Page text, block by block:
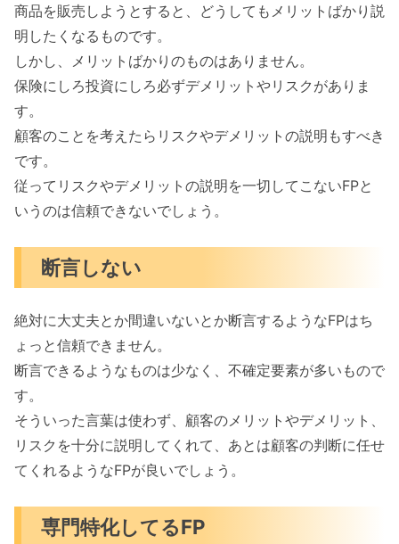
商品を販売しようとすると、どうしてもメリットばかり説
明したくなるものです。
しかし、メリットばかりのものはありません。
保険にしろ投資にしろ必ずデメリットやリスクがありま
す。
顧客のことを考えたらリスクやデメリットの説明もすべき
です。
従ってリスクやデメリットの説明を一切してこないFPと
いうのは信頼できないでしょう。
断言しない
絶対に大丈夫とか間違いないとか断言するようなFPはち
ょっと信頼できません。
断言できるようなものは少なく、不確定要素が多いもので
す。
そういった言葉は使わず、顧客のメリットやデメリット、
リスクを十分に説明してくれて、あとは顧客の判断に任せ
てくれるようなFPが良いでしょう。
専門特化してるFP